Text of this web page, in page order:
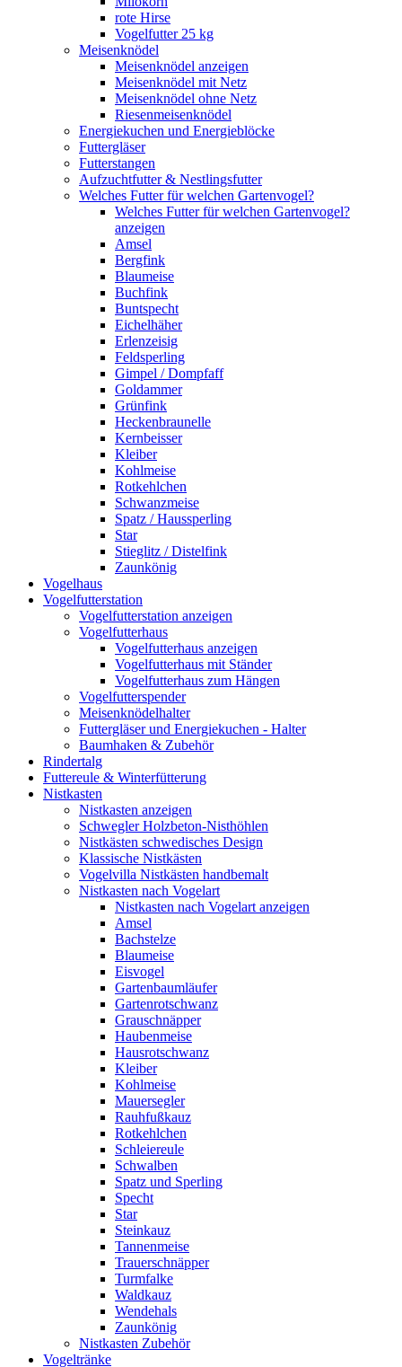
rote Hirse
Vogelfutter 25 kg
Meisenknödel
Meisenknödel anzeigen
Meisenknödel mit Netz
Meisenknödel ohne Netz
Riesenmeisenknödel
Energiekuchen und Energieblöcke
Futtergläser
Futterstangen
Aufzuchtfutter & Nestlingsfutter
Welches Futter für welchen Gartenvogel?
Welches Futter für welchen Gartenvogel?
anzeigen
Amsel
Bergfink
Blaumeise
Buchfink
Buntspecht
Eichelhäher
Erlenzeisig
Feldsperling
Gimpel / Dompfaff
Goldammer
Grünfink
Heckenbraunelle
Kernbeisser
Kleiber
Kohlmeise
Rotkehlchen
Schwanzmeise
Spatz / Haussperling
Star
Stieglitz / Distelfink
Zaunkönig
Vogelhaus
Vogelfutterstation
Vogelfutterstation anzeigen
Vogelfutterhaus
Vogelfutterhaus anzeigen
Vogelfutterhaus mit Ständer
Vogelfutterhaus zum Hängen
Vogelfutterspender
Meisenknödelhalter
Futtergläser und Energiekuchen - Halter
Baumhaken & Zubehör
Rindertalg
Futtereule & Winterfütterung
Nistkasten
Nistkasten anzeigen
Schwegler Holzbeton-Nisthöhlen
Nistkästen schwedisches Design
Klassische Nistkästen
Vogelvilla Nistkästen handbemalt
Nistkasten nach Vogelart
Nistkasten nach Vogelart anzeigen
Amsel
Bachstelze
Blaumeise
Eisvogel
Gartenbaumläufer
Gartenrotschwanz
Grauschnäpper
Haubenmeise
Hausrotschwanz
Kleiber
Kohlmeise
Mauersegler
Rauhfußkauz
Rotkehlchen
Schleiereule
Schwalben
Spatz und Sperling
Specht
Star
Steinkauz
Tannenmeise
Trauerschnäpper
Turmfalke
Waldkauz
Wendehals
Zaunkönig
Nistkasten Zubehör
Vogeltränke